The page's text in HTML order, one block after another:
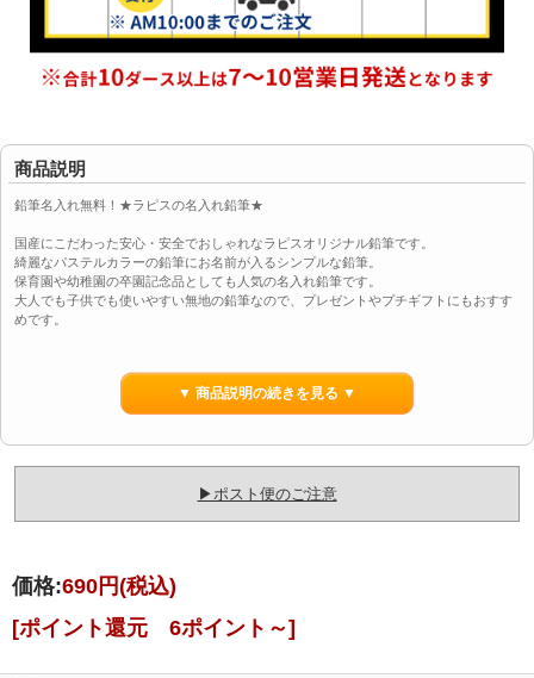
商品説明
鉛筆名入れ無料！★ラピスの名入れ鉛筆★
国産にこだわった安心・安全でおしゃれなラピスオリジナル鉛筆です。
綺麗なパステルカラーの鉛筆にお名前が入るシンプルな鉛筆。
保育園や幼稚園の卒園記念品としても人気の名入れ鉛筆です。
大人でも子供でも使いやすい無地の鉛筆なので、プレゼントやプチギフトにもおすす
めです。
黒芯2B・赤鉛筆 赤青鉛筆・六角軸・1ダース合計12本入り
※赤青芯の色比率は「赤5:青5」になります。
消しゴムは紙等のケースに入れてのご使用をお勧めいたします。
※こちらの商品はセール対象外となります。
▼ 商品説明の続きを見る ▼
▶ポスト便のご注意
価格:690円(税込)
[ポイント還元 6ポイント～]